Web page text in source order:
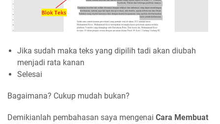
Jika sudah maka teks yang dipilih tadi akan diubah
menjadi rata kanan
Selesai
Bagaimana? Cukup mudah bukan?
Demikianlah pembahasan saya mengenai Cara Membuat